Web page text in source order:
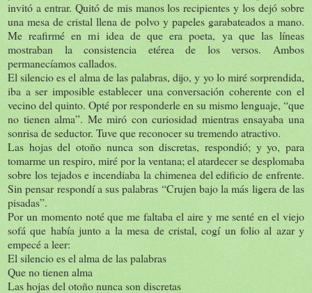
invitó a entrar. Quitó de mis manos los recipientes y los dejó sobre
una mesa de cristal llena de polvo y papeles garabateados a mano.
Me reafirmé en mi idea de que era poeta, ya que las líneas
mostraban la consistencia etérea de los versos. Ambos
permanecíamos callados.
El silencio es el alma de las palabras, dijo, y yo lo miré sorprendida,
iba a ser imposible establecer una conversación coherente con el
vecino del quinto. Opté por responderle en su mismo lenguaje, “que
no tienen alma”. Me miró con curiosidad mientras ensayaba una
sonrisa de seductor. Tuve que reconocer su tremendo atractivo.
Las hojas del otoño nunca son discretas, respondió; y yo, para
tomarme un respiro, miré por la ventana; el atardecer se desplomaba
sobre los tejados e incendiaba la chimenea del edificio de enfrente.
Sin pensar respondí a sus palabras “Crujen bajo la más ligera de las
pisadas”.
Por un momento noté que me faltaba el aire y me senté en el viejo
sofá que había junto a la mesa de cristal, cogí un folio al azar y
empecé a leer:
El silencio es el alma de las palabras
Que no tienen alma
Las hojas del otoño nunca son discretas